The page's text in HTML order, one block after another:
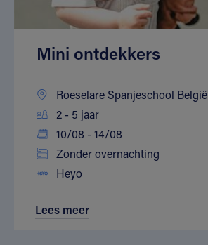
Mini ontdekkers
Roeselare Spanjeschool België
2 - 5 jaar
10/08 - 14/08
Zonder overnachting
Heyo
Lees meer